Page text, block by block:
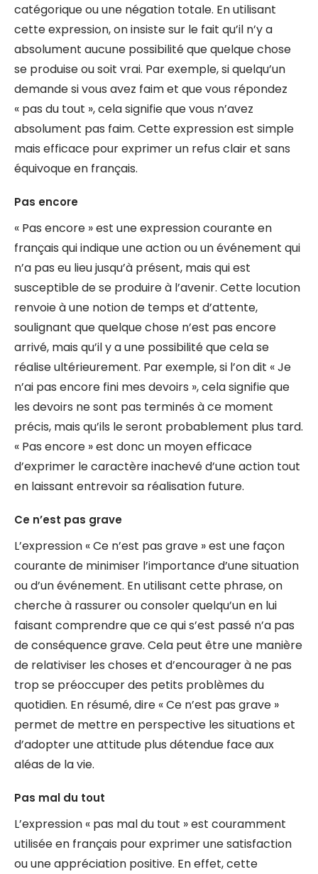
catégorique ou une négation totale. En utilisant
cette expression, on insiste sur le fait qu’il n’y a
absolument aucune possibilité que quelque chose
se produise ou soit vrai. Par exemple, si quelqu’un
demande si vous avez faim et que vous répondez
« pas du tout », cela signifie que vous n’avez
absolument pas faim. Cette expression est simple
mais efficace pour exprimer un refus clair et sans
équivoque en français.
Pas encore
« Pas encore » est une expression courante en
français qui indique une action ou un événement qui
n’a pas eu lieu jusqu’à présent, mais qui est
susceptible de se produire à l’avenir. Cette locution
renvoie à une notion de temps et d’attente,
soulignant que quelque chose n’est pas encore
arrivé, mais qu’il y a une possibilité que cela se
réalise ultérieurement. Par exemple, si l’on dit « Je
n’ai pas encore fini mes devoirs », cela signifie que
les devoirs ne sont pas terminés à ce moment
précis, mais qu’ils le seront probablement plus tard.
« Pas encore » est donc un moyen efficace
d’exprimer le caractère inachevé d’une action tout
en laissant entrevoir sa réalisation future.
Ce n’est pas grave
L’expression « Ce n’est pas grave » est une façon
courante de minimiser l’importance d’une situation
ou d’un événement. En utilisant cette phrase, on
cherche à rassurer ou consoler quelqu’un en lui
faisant comprendre que ce qui s’est passé n’a pas
de conséquence grave. Cela peut être une manière
de relativiser les choses et d’encourager à ne pas
trop se préoccuper des petits problèmes du
quotidien. En résumé, dire « Ce n’est pas grave »
permet de mettre en perspective les situations et
d’adopter une attitude plus détendue face aux
aléas de la vie.
Pas mal du tout
L’expression « pas mal du tout » est couramment
utilisée en français pour exprimer une satisfaction
ou une appréciation positive. En effet, cette